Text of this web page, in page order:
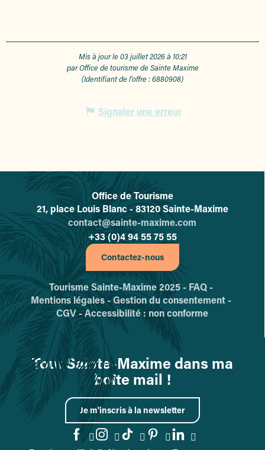
Mis à jour le 03 juillet 2026 à 10:21
par Office de tourisme de Sainte Maxime
(Identifiant de l'offre :6880908)
Signaler une erreur
L'office de tourisme de Sainte-
Office de Tourisme
21, place Louis Blanc - 83120 Sainte-Maxime
contact@sainte-maxime.com
+33 (0)4 94 55 75 55
Contactez-nous
Tourisme Sainte-Maxime 2025 - FAQ -
Mentions légales -Gestion du consentement -
CGV -Accessibilité : non conforme
Tout Sainte-Maxime dans ma
boîte mail !
Je m'inscris à la newsletter